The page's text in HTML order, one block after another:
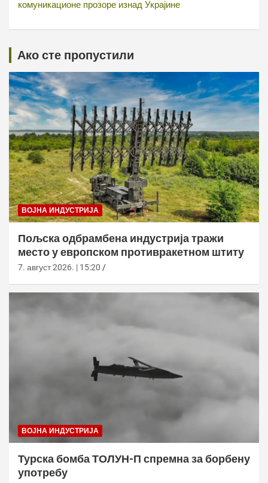
комуникационе прозоре изнад Украјине
Ако сте пропустили
ВОЈНА ИНДУСТРИЈА
Пољска одбрамбена индустрија тражи
место у европском противракетном штиту
7. август 2026. | 15:20
ВОЈНА ИНДУСТРИЈА
Турска бомба ТОЛУН-П спремна за борбену
употребу